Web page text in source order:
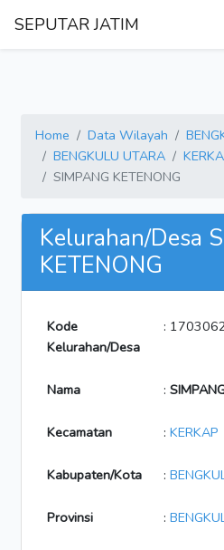
SEPUTAR JATIM
Home Data Wilayah
BENGKULU UTARA
SIMPANG KETENONG
Kelurahan/Desa
KETENONG
Kode
Kelurahan/Desa
:
Nama :
Kecamatan : KERKAP
Kabupaten/Kota :
Provinsi :